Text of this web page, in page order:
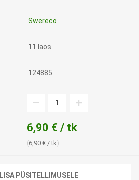
Swereco
11 laos
124885
6,90 € / tk
6,90 € / tk
LISA PÜSITELLIMUSELE